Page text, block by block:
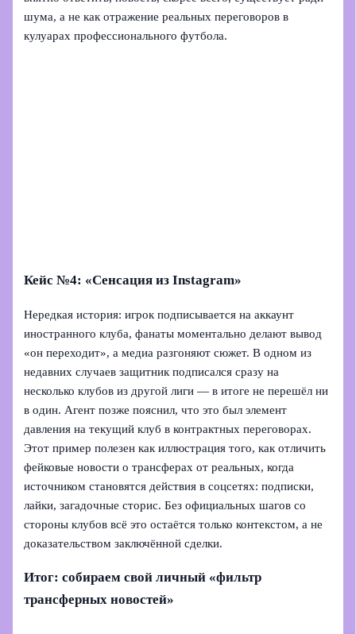
шума, а не как отражение реальных переговоров в
кулуарах профессионального футбола.
Кейс №4: «Сенсация из Instagram»
Нередкая история: игрок подписывается на аккаунт
иностранного клуба, фанаты моментально делают вывод
«он переходит», а медиа разгоняют сюжет. В одном из
недавних случаев защитник подписался сразу на
несколько клубов из другой лиги — в итоге не перешёл ни
в один. Агент позже пояснил, что это был элемент
давления на текущий клуб в контрактных переговорах.
Этот пример полезен как иллюстрация того, как отличить
фейковые новости о трансферах от реальных, когда
источником становятся действия в соцсетях: подписки,
лайки, загадочные сторис. Без официальных шагов со
стороны клубов всё это остаётся только контекстом, а не
доказательством заключённой сделки.
Итог: собираем свой личный «фильтр
трансферных новостей»